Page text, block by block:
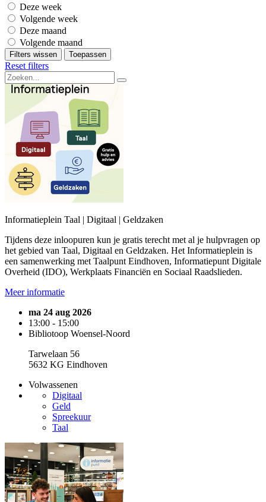
Deze week
Volgende week
Deze maand
Volgende maand
Filters wissen Toepassen
Reset filters
Informatieplein Taal | Digitaal | Geldzaken
Tijdens deze inloopuren kun je gratis terecht met al je hulpvragen op
het gebied van Taal, Digitaal en Geldzaken. Het Informatieplein is
een samenwerking met Taalpunt Eindhoven, Informatiepunt Digitale
Overheid (IDO), Werkplaats Financiën en Sociaal Raadslieden.
Meer informatie
ma 24 aug 2026
13:00 - 15:00
Bibliotoop Woensel-Noord
Tarwelaan 56
5632 KG Eindhoven
Volwassenen
Digitaal
Geld
Spreekuur
Taal